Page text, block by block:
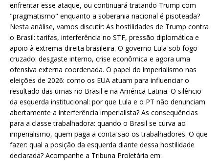
enfrentar esse ataque, ou continuará tratando Trump com
"pragmatismo" enquanto a soberania nacional é pisoteada?
Nesta análise, vamos discutir: As hostilidades de Trump contra
o Brasil: tarifas, interferência no STF, pressão diplomática e
apoio à extrema-direita brasileira. O governo Lula sob fogo
cruzado: desgaste interno, crise econômica e agora uma
ofensiva externa coordenada. O papel do imperialismo nas
eleições de 2026: como os EUA atuam para influenciar o
resultado das urnas no Brasil e na América Latina. O silêncio
da esquerda institucional: por que Lula e o PT não denunciam
abertamente a interferência imperialista? As consequências
para a classe trabalhadora: quando o Brasil se curva ao
imperialismo, quem paga a conta são os trabalhadores. O que
fazer: qual a posição da esquerda diante dessa hostilidade
declarada? Acompanhe a Tribuna Proletária em: